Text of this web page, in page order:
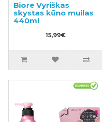
Biore Vyriškas
skystas kūno muilas
440ml
15,99€